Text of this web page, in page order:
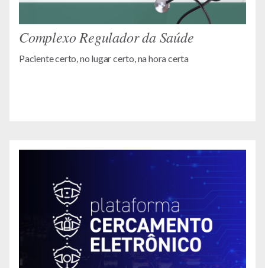
Complexo Regulador da Saúde
Paciente certo, no lugar certo, na hora certa